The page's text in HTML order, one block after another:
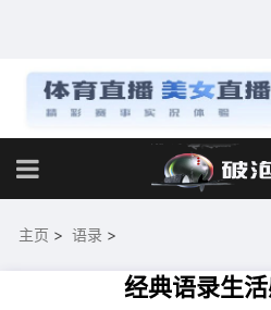
主页 > 语录 >
经典语录生